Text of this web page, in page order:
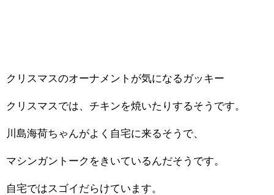
クリスマスのオーナメントが気になるガッキー
クリスマスでは、チキンを焼いたりするそうです。
川島海荷ちゃんがよく自宅に来るそうで、
マシンガントークをきいているんだそうです。
自宅ではスゴイだらけています。